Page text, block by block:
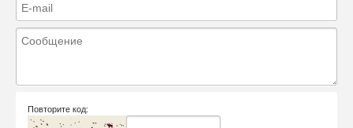
Повторите код: